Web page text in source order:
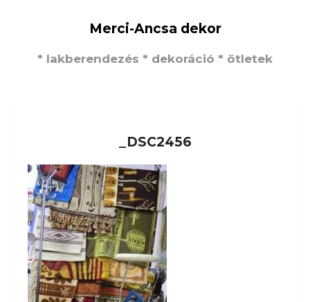
Merci-Ancsa dekor
* lakberendezés * dekoráció * ötletek
_DSC2456